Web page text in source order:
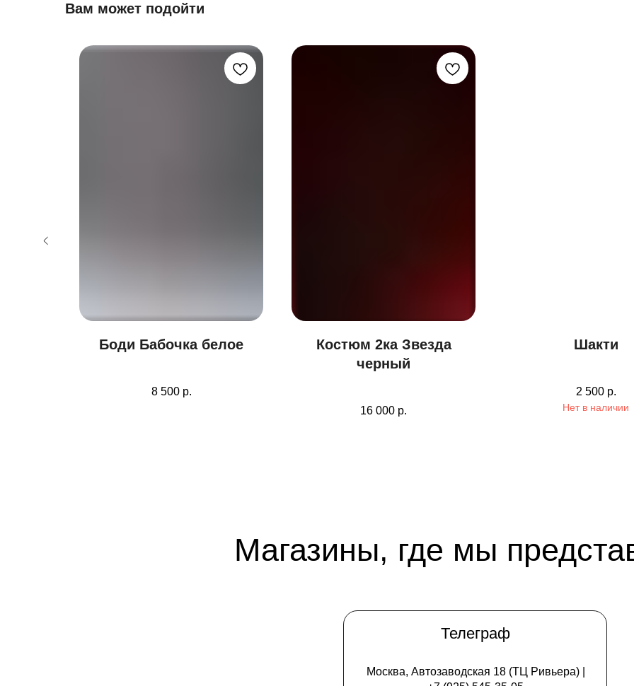
Вам может подойти
Боди Бабочка белое
8 500 р.
Костюм 2ка Звезда
черный
16 000 р.
Шакти
2 500 р.
Нет в наличии
Магазины, где мы
Москва, Автозаводская 18 (ТЦ Ривьера) |
Телеграф